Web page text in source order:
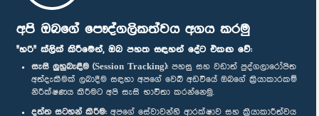
අපි ඔබගේ පෞද්ගලිකත්වය අගය කරමු
"හරි" ක්ලික් කිරීමෙන්, ඔබ පහත සඳහන් දේට එකඟ වේ:
සැසි ලුහුබැඳීම (Session Tracking): පහසු සහ වඩාත් පුද්ගලාරෝපිත
අත්දැකීමක් ලබාදීම සඳහා අපගේ වෙබ් අඩවියේ ඔබගේ ක්‍රියාකාරකම්
නිරීක්ෂණය කිරීමට අපි සැසි භාවිතා කරන්නෙමු.
දත්ත සටහන් කිරීම: අපගේ සේවාවන්හි ආරක්ෂාව සහ ක්‍රියාකාරීත්වය
පාර්ලිමේන්තු ජංගම යෙදුම
අප හා සම්බන්ධ වී සිටින්න :